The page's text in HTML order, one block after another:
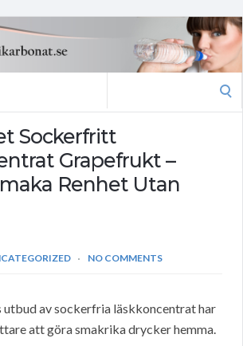
Sockerfritt
Grapefrukt –
Renhet Utan
NO COMMENTS
utbud av sockerfria läskkoncentrat har
att göra smakrika drycker hemma.